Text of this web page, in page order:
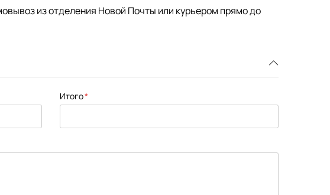
из отделения Новой Почты или курьером прямо до
Итого